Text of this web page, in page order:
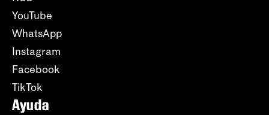
YouTube
WhatsApp
Instagram
Facebook
TikTok
Ayuda